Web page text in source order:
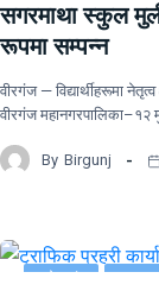
सगरमाथा स्कुल
रूपमा सम्पन्न
वीरगंज — विद्यार्थीहरूमा
वीरगंज महानगरपालिका–१२
By Birgunj